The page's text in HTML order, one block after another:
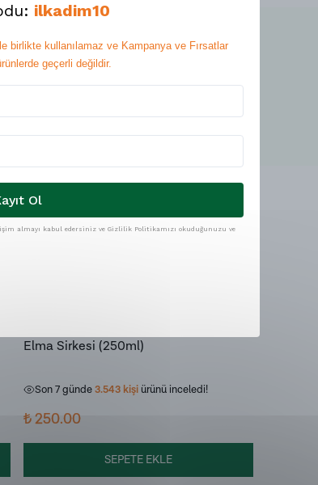
Elma Sirkesi (250ml)
Son 7 günde3.543 kişi ürünü inceledi!
₺ 250.00
SEPETE EKLE
ilkadim10
birlikte kullanılamaz ve Kampanya ve Fırsatlar
geçerli değildir.
Ol
almayı kabul edersiniz ve Gizlilik Politikamızı okuduğunuzu ve